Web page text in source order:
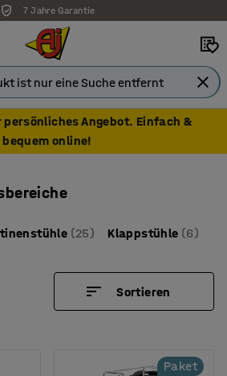
7 Jahre Garantie
persönliches Angebot. Einfach &
bequem online!
(25) Klappstühle (6)
Sortieren
Paket